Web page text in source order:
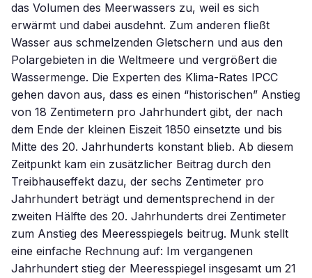
das Volumen des Meerwassers zu, weil es sich
erwärmt und dabei ausdehnt. Zum anderen fließt
Wasser aus schmelzenden Gletschern und aus den
Polargebieten in die Weltmeere und vergrößert die
Wassermenge. Die Experten des Klima-Rates IPCC
gehen davon aus, dass es einen “historischen” Anstieg
von 18 Zentimetern pro Jahrhundert gibt, der nach
dem Ende der kleinen Eiszeit 1850 einsetzte und bis
Mitte des 20. Jahrhunderts konstant blieb. Ab diesem
Zeitpunkt kam ein zusätzlicher Beitrag durch den
Treibhauseffekt dazu, der sechs Zentimeter pro
Jahrhundert beträgt und dementsprechend in der
zweiten Hälfte des 20. Jahrhunderts drei Zentimeter
zum Anstieg des Meeresspiegels beitrug. Munk stellt
eine einfache Rechnung auf: Im vergangenen
Jahrhundert stieg der Meeresspiegel insgesamt um 21